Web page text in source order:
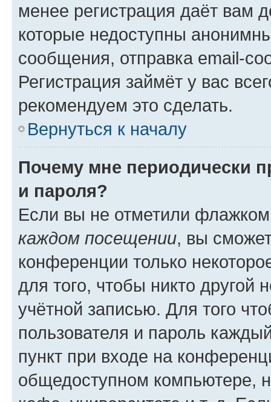
менее регистрация даёт вам
которые недоступны
сообщения, отправка email-
Регистрация займёт у вас
рекомендуем это сделать.
Вернуться к началу
Почему мне периодически
и пароля?
Если вы не отметили
каждом посещении, вы
конференции только
для того, чтобы никто другой
учётной записью. Для того
пользователя и пароль
пункт при входе на
общедоступном компьютере,